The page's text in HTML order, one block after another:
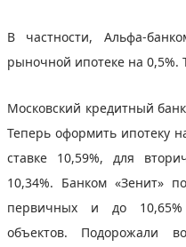
В частности, Альфа-
рыночной ипотеке на 0,5%.
Московский кредитный
Теперь оформить ипотеку
ставке 10,59%, для
10,34%. Банком «Зенит»
первичных и до
объектов. Подорожали